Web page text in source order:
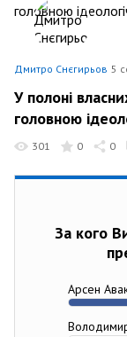
Дмитро Снєгирьов 5
У полоні
головною
301 0 0
За кого
Арсен